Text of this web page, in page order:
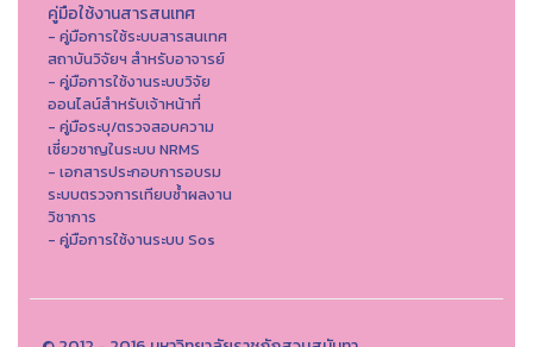
คู่มือใช้งานสารสนเทศ
- คู่มือการใช้ระบบสารสนเทศ
สถาบันวิจัยฯ สำหรับอาจารย์
- คู่มือการใช้งานระบบวิจัย
ออนไลน์สำหรับเจ้าหน้าที่
- คู่มือระบุ/ตรวจสอบความ
เชี่ยวชาญในระบบ NRMS
- เอกสารประกอบการอบรม
ระบบตรวจการเทียบซ้ำผลงาน
วิชาการ
- คู่มือการใช้งานระบบ Sos